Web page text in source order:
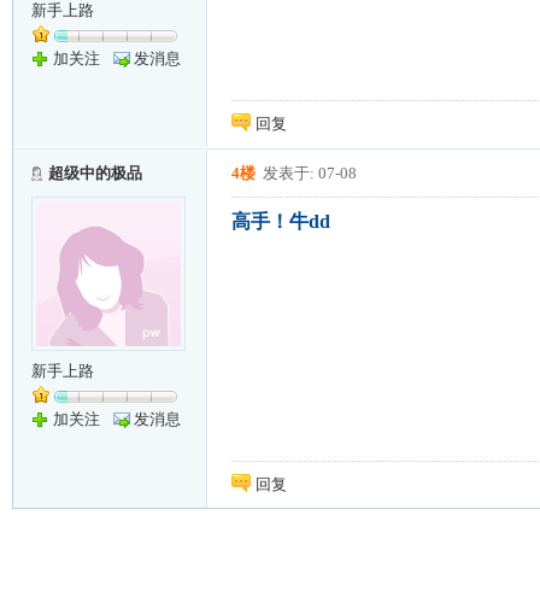
新手上路
加关注 发消息
回复
超级中的极品
新手上路
加关注 发消息
4楼 发表于: 07-08
高手！牛dd
回复